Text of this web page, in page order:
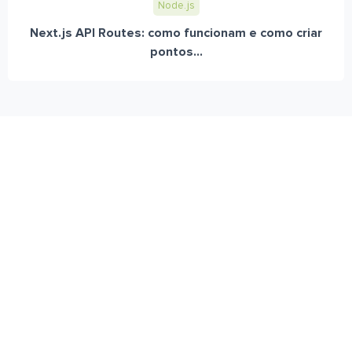
Node.js
Next.js API Routes: como funcionam e como criar
pontos...